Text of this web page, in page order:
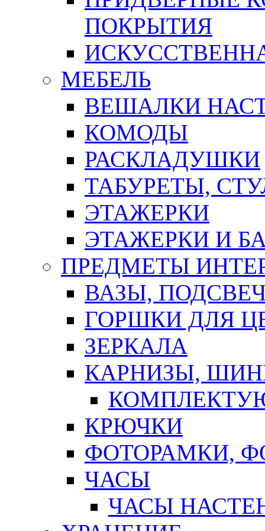
ПОКРЫТИЯ
МЕБЕЛЬ
ВЕШАЛКИ
КОМОДЫ
РАСКЛАДУШКИ
ТАБУРЕТЫ,
ЭТАЖЕРКИ
ЭТАЖЕРКИ И
ПРЕДМЕТЫ
ВАЗЫ,
ГОРШКИ ДЛЯ
ЗЕРКАЛА
КАРНИЗЫ,
КРЮЧКИ
ФОТОРАМКИ,
ЧАСЫ
ЧАСЫ